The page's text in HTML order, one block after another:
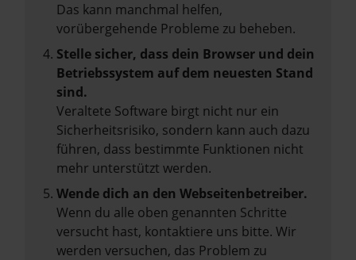
Das kann manchmal helfen,
vorübergehende Probleme zu beheben.
Stelle sicher, dass dein Browser und dein
Betriebssystem auf dem neuesten Stand
sind.
Veraltete Software birgt nicht nur ein
Sicherheitsrisiko, sondern kann auch dazu
führen, dass bestimmte Funktionen nicht
mehr unterstützt werden.
Wende dich an den Webseitenbetreiber.
Wenn du alle oben genannten Schritte
versucht hast, kontaktiere uns bitte. Wir
werden versuchen, das Problem zu